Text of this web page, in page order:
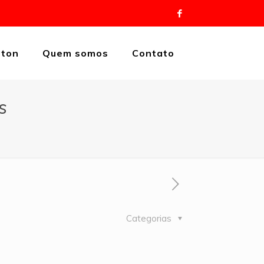
Quem somos Contato
Categorias